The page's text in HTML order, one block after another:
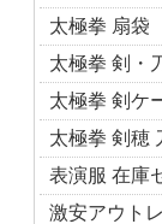
太極拳 扇袋
太極拳 剣・
太極拳 剣ケ
太極拳 剣穂
表演服 在庫
激安アウト